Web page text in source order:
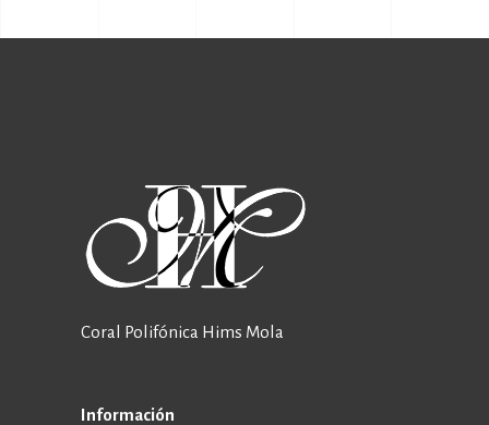
Coral Polifónica Hims Mola
Información